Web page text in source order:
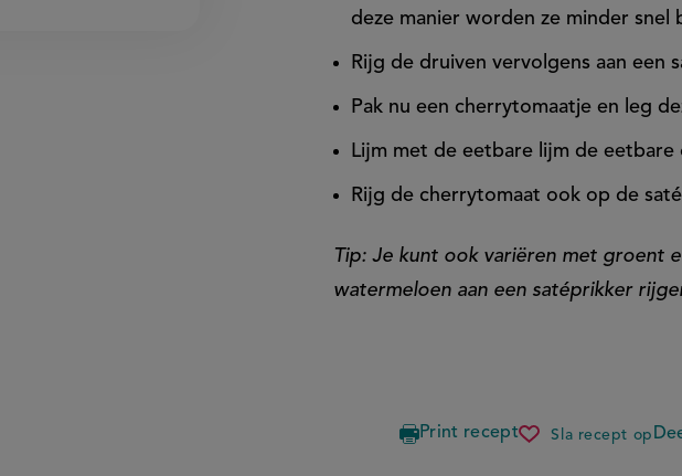
seconds Volume
deze manier worden ze minder snel
Rijg de druiven vervolgens aan een
Pak nu een cherrytomaatje en leg
Lijm met de eetbare lijm de
Rijg de cherrytomaat ook op de
Tip: Je kunt ook variëren met groent
watermeloen aan een satéprikker
Print recept Sla recept op